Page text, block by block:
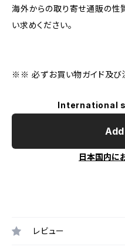
海外からの取り寄せ通販の性
い求めください。
※※ 必ずお買い物ガイド及び
International
日本国内に
レビュー